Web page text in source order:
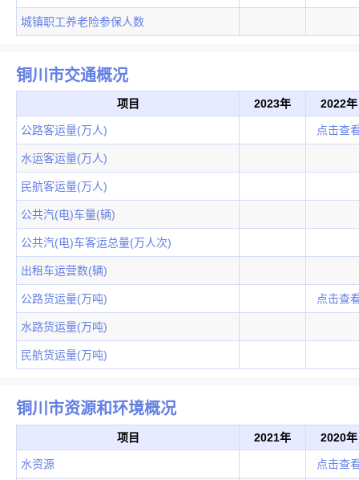
城镇职工养老险参保人数
铜川市交通概况
项目 2023年 2022年
公路客运量(万人) 点击查
水运客运量(万人)
民航客运量(万人)
公共汽(电)车量(辆)
公共汽(电)车客运总量(万人次)
出租车运营数(辆)
公路货运量(万吨) 点击查
水路货运量(万吨)
民航货运量(万吨)
铜川市资源和环境概况
项目 2021年 2020年
水资源 点击查